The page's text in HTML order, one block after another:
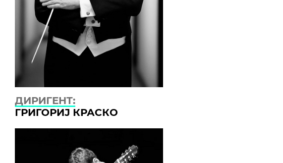
ДИРИГЕНТ:
ГРИГОРИЈ КРАСКО